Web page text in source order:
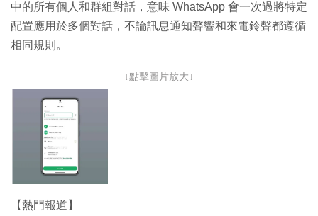
中的所有個人和群組對話，意味 WhatsApp 會一次過將特定
配置應用於多個對話，不論訊息通知聱響和來電鈴聲都遵循
相同規則。
↓點擊圖片放大↓
【熱門報道】